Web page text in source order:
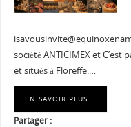
société ANTICIMEX et C’est
et situés à Floreffe.…
EN SAVOIR PLUS …
Partager :